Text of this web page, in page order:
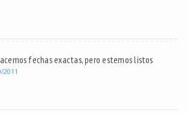
fechas exactas, pero estemos listos
2011